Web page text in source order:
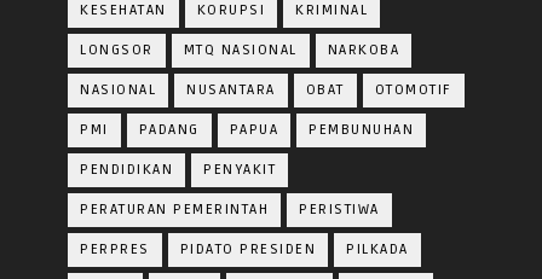
KESEHATAN KORUPSI KRIMINAL
LONGSOR MTQ NASIONAL NARKOBA
NASIONAL NUSANTARA OBAT OTOMOTIF
PMI PADANG PAPUA PEMBUNUHAN
PENDIDIKAN PENYAKIT
PERATURAN PEMERINTAH PERISTIWA
PERPRES PIDATO PRESIDEN PILKADA